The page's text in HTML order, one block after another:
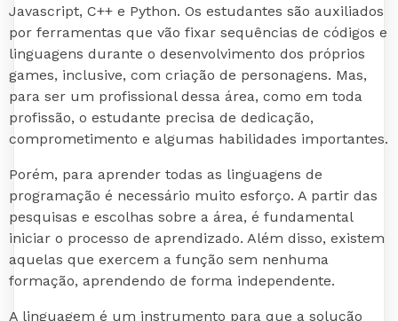
Javascript, C++ e Python. Os estudantes são auxiliados
por ferramentas que vão fixar sequências de códigos e
linguagens durante o desenvolvimento dos próprios
games, inclusive, com criação de personagens. Mas,
para ser um profissional dessa área, como em toda
profissão, o estudante precisa de dedicação,
comprometimento e algumas habilidades importantes.
Porém, para aprender todas as linguagens de
programação é necessário muito esforço. A partir das
pesquisas e escolhas sobre a área, é fundamental
iniciar o processo de aprendizado. Além disso, existem
aquelas que exercem a função sem nenhuma
formação, aprendendo de forma independente.
A linguagem é um instrumento para que a solução